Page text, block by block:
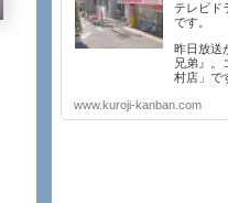
テレビド
です。
昨日放送
兄弟』。
村店」で
www.kuroji-kanban.com